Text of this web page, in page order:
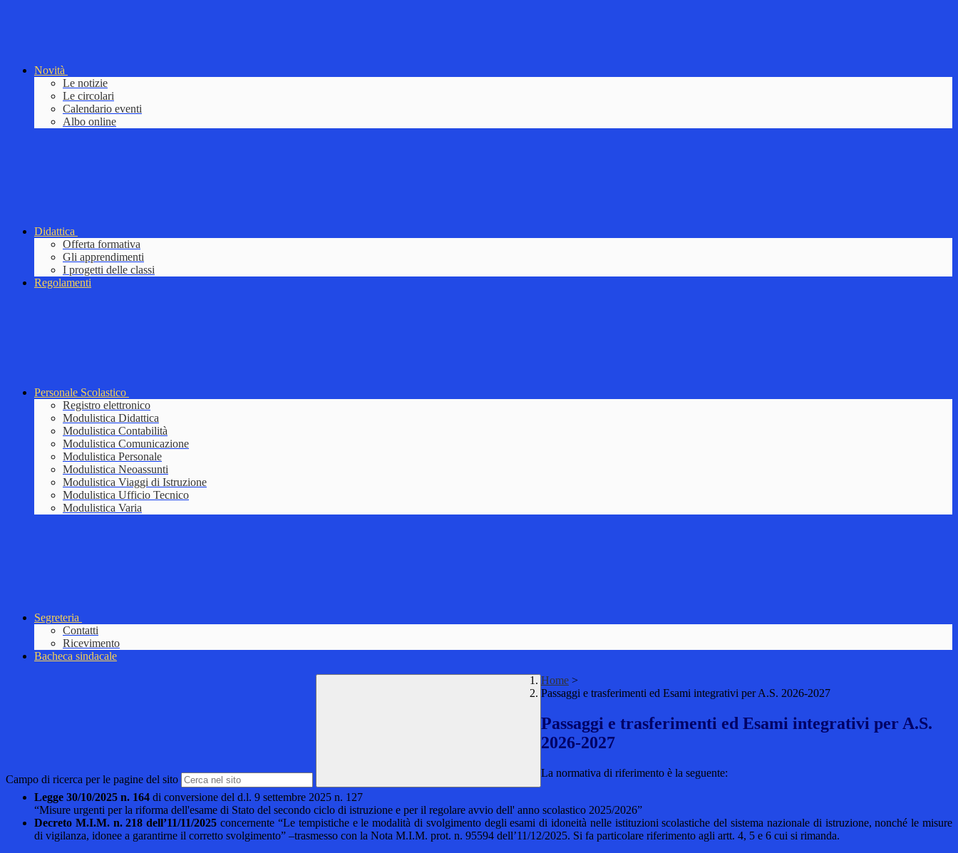
Novità
Le notizie
Le circolari
Calendario eventi
Albo online
Didattica
Offerta formativa
Gli apprendimenti
I progetti delle classi
Regolamenti
Personale Scolastico
Registro elettronico
Modulistica Didattica
Modulistica Contabilità
Modulistica Comunicazione
Modulistica Personale
Modulistica Neoassunti
Modulistica Viaggi di Istruzione
Modulistica Ufficio Tecnico
Modulistica Varia
Segreteria
Contatti
Ricevimento
Bacheca sindacale
Campo di ricerca per le pagine del sito
Home >
Passaggi e trasferimenti ed Esami integrativi per A.S. 2026-2027
Passaggi e trasferimenti ed Esami integrativi per A.S.
2026-2027
La normativa di riferimento è la seguente:
Legge 30/10/2025 n. 164 di conversione del d.l. 9 settembre 2025 n. 127
“Misure urgenti per la riforma dell'esame di Stato del secondo ciclo di istruzione e per il regolare avvio dell' anno scolastico 2025/2026”
Decreto M.I.M. n. 218 dell’11/11/2025concernente “Le tempistiche e le modalità di svolgimento degli esami di idoneità nelle istituzioni scolastiche del sistema nazionale di istruzione, nonché le misure
di vigilanza, idonee a garantirne il corretto svolgimento” –trasmesso con la Nota M.I.M. prot. n. 95594 dell’11/12/2025. Si fa particolare riferimento agli artt. 4, 5 e 6 cui si rimanda.